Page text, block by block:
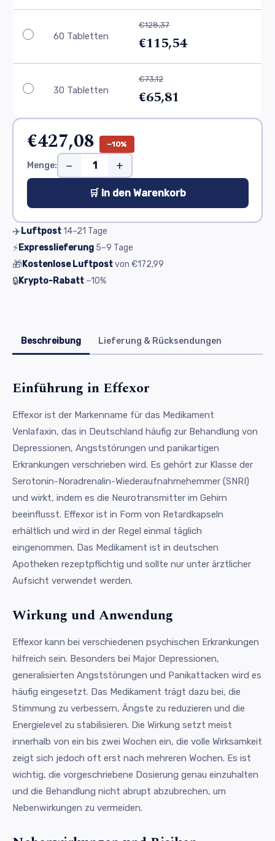
60 Tabletten
€128,37
€115,54
30 Tabletten
€73,12
€65,81
€427,08 −10%
Menge: − +
🛒 In den Warenkorb
✈️Luftpost14–21 Tage
⚡Expresslieferung 5–9 Tage
🎁Kostenlose Luftpostvon €172,99
🔒Krypto-Rabatt −10%
Beschreibung Lieferung & Rücksendungen
Einführung in Effexor
Effexor ist der Markenname für das Medikament
Venlafaxin, das in Deutschland häufig zur Behandlung von
Depressionen, Angststörungen und panikartigen
Erkrankungen verschrieben wird. Es gehört zur Klasse der
Serotonin-Noradrenalin-Wiederaufnahmehemmer (SNRI)
und wirkt, indem es die Neurotransmitter im Gehirn
beeinflusst. Effexor ist in Form von Retardkapseln
erhältlich und wird in der Regel einmal täglich
eingenommen. Das Medikament ist in deutschen
Apotheken rezeptpflichtig und sollte nur unter ärztlicher
Aufsicht verwendet werden.
Wirkung und Anwendung
Effexor kann bei verschiedenen psychischen Erkrankungen
hilfreich sein. Besonders bei Major Depressionen,
generalisierten Angststörungen und Panikattacken wird es
häufig eingesetzt. Das Medikament trägt dazu bei, die
Stimmung zu verbessern, Ängste zu reduzieren und die
Energielevel zu stabilisieren. Die Wirkung setzt meist
innerhalb von ein bis zwei Wochen ein, die volle Wirksamkeit
zeigt sich jedoch oft erst nach mehreren Wochen. Es ist
wichtig, die vorgeschriebene Dosierung genau einzuhalten
und die Behandlung nicht abrupt abzubrechen, um
Nebenwirkungen zu vermeiden.